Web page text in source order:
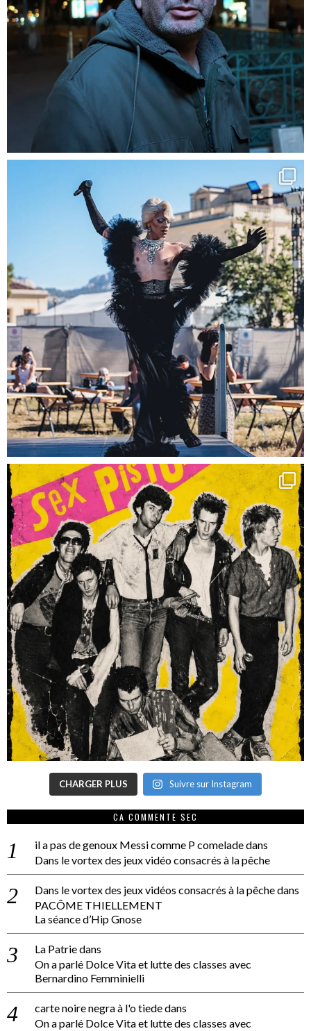
CHARGER PLUS Suivre sur Instagram
CA COMMENTE SEC
il a pas de genoux Messi comme P comeladedans
Dans le vortex des jeux vidéo consacrés à la pêche
Dans le vortex des jeux vidéos consacrés à la pêchedans
PACÔME THIELLEMENT
La séance d’Hip Gnose
La Patriedans
On a parlé Dolce Vita et lutte des classes avec
Bernardino Femminielli
carte noire negra à l'o tiededans
On a parlé Dolce Vita et lutte des classes avec